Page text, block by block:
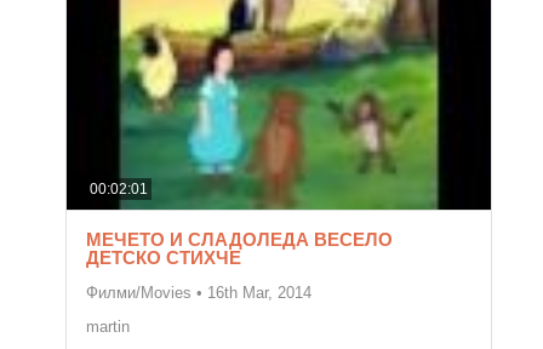
00:02:01
МЕЧЕТО И СЛАДОЛЕДА ВЕСЕЛО
ДЕТСКО СТИХЧЕ
Филми/Movies • 16th Mar, 2014
martin